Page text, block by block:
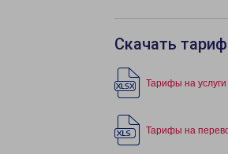
Скачать
Тарифы на услуги
Тарифы на